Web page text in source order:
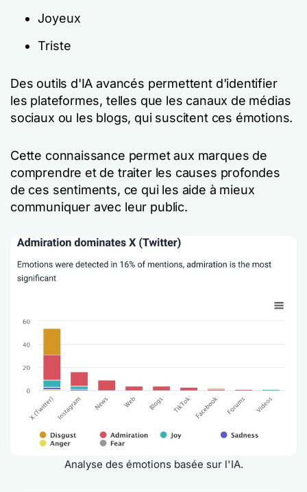
Joyeux
Triste
Des outils d'IA avancés permettent d'identifier
les plateformes, telles que les canaux de médias
sociaux ou les blogs, qui suscitent ces émotions.
Cette connaissance permet aux marques de
comprendre et de traiter les causes profondes
de ces sentiments, ce qui les aide à mieux
communiquer avec leur public.
Analyse des émotions basée sur l'IA.